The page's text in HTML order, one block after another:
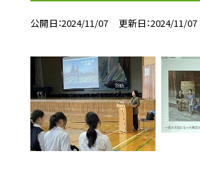
公開日 2024/11/07 更新日 2024/11/07